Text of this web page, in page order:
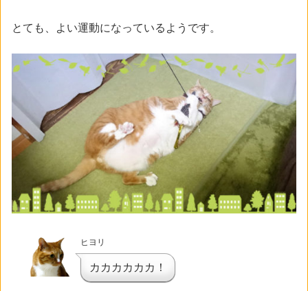
とても、よい運動になっているようです。
ヒヨリ
カカカカカカ！